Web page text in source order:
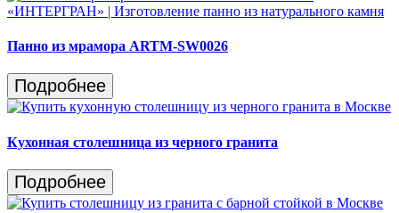
Панно из мрамора ARTM-SW0026
Подробнее
Кухонная столешница из черного гранита
Подробнее